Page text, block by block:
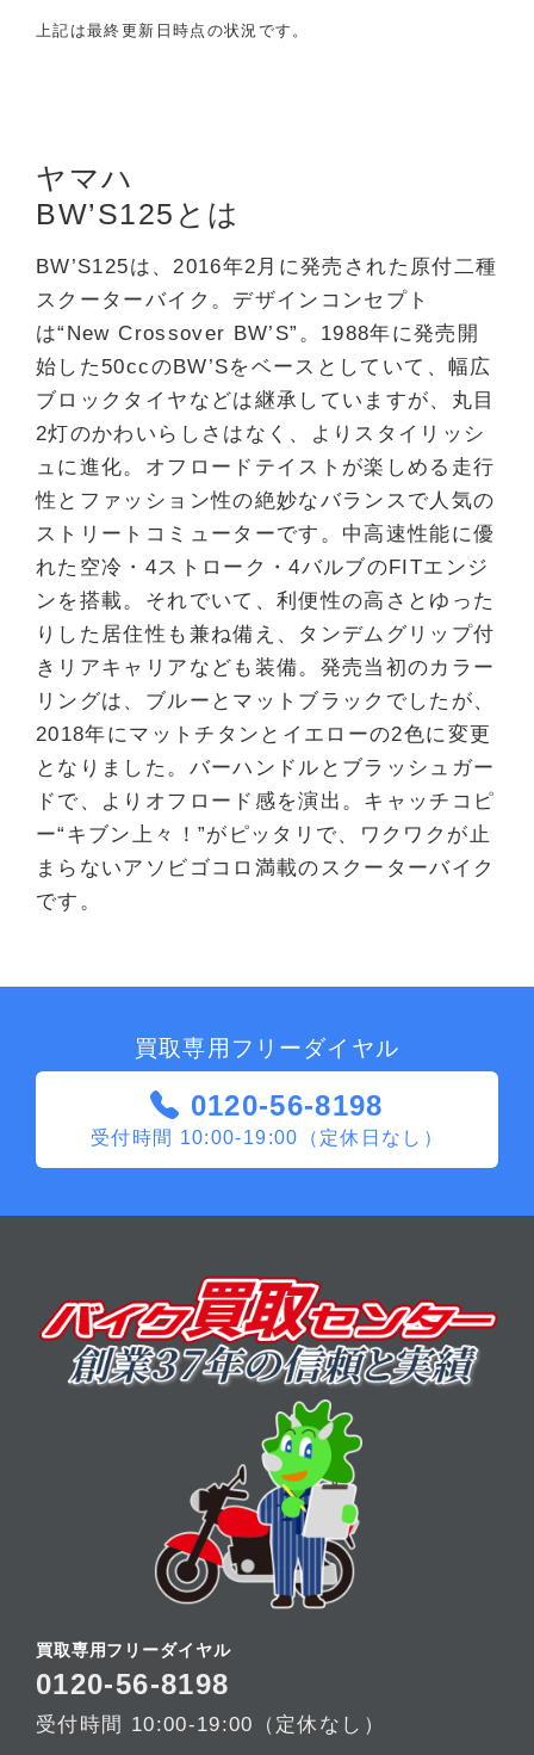
上記は最終更新日時点の状況です。
ヤマハ
BW’S125とは
BW’S125は、2016年2月に発売された原付二種
スクーターバイク。デザインコンセプト
は“New Crossover BW’S”。1988年に発売開
始した50ccのBW’Sをベースとしていて、幅広
ブロックタイヤなどは継承していますが、丸目
2灯のかわいらしさはなく、よりスタイリッシ
ュに進化。オフロードテイストが楽しめる走行
性とファッション性の絶妙なバランスで人気の
ストリートコミューターです。中高速性能に優
れた空冷・4ストローク・4バルブのFITエンジ
ンを搭載。それでいて、利便性の高さとゆった
りした居住性も兼ね備え、タンデムグリップ付
きリアキャリアなども装備。発売当初のカラー
リングは、ブルーとマットブラックでしたが、
2018年にマットチタンとイエローの2色に変更
となりました。バーハンドルとブラッシュガー
ドで、よりオフロード感を演出。キャッチコピ
ー“キブン上々！”がピッタリで、ワクワクが止
まらないアソビゴコロ満載のスクーターバイク
です。
買取専用フリーダイヤル
0120-56-8198
受付時間 10:00-19:00（定休日なし）
買取専用フリーダイヤル
0120-56-8198
受付時間 10:00-19:00（定休なし）